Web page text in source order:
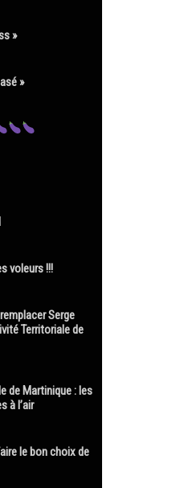
»
»
voleurs !!!
Serge
Territoriale de
de Martinique : les
à l’air
le bon choix de